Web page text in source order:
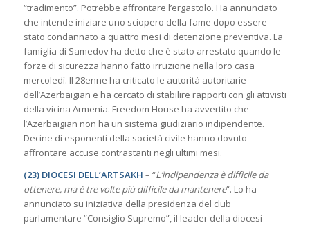
“tradimento”. Potrebbe affrontare l’ergastolo. Ha annunciato
che intende iniziare uno sciopero della fame dopo essere
stato condannato a quattro mesi di detenzione preventiva. La
famiglia di Samedov ha detto che è stato arrestato quando le
forze di sicurezza hanno fatto irruzione nella loro casa
mercoledì. Il 28enne ha criticato le autorità autoritarie
dell’Azerbaigian e ha cercato di stabilire rapporti con gli attivisti
della vicina Armenia. Freedom House ha avvertito che
l’Azerbaigian non ha un sistema giudiziario indipendente.
Decine di esponenti della società civile hanno dovuto
affrontare accuse contrastanti negli ultimi mesi.
(23) DIOCESI DELL’ARTSAKH – “L’indipendenza è difficile da
ottenere, ma è tre volte più difficile da mantenere“. Lo ha
annunciato su iniziativa della presidenza del club
parlamentare “Consiglio Supremo”, il leader della diocesi